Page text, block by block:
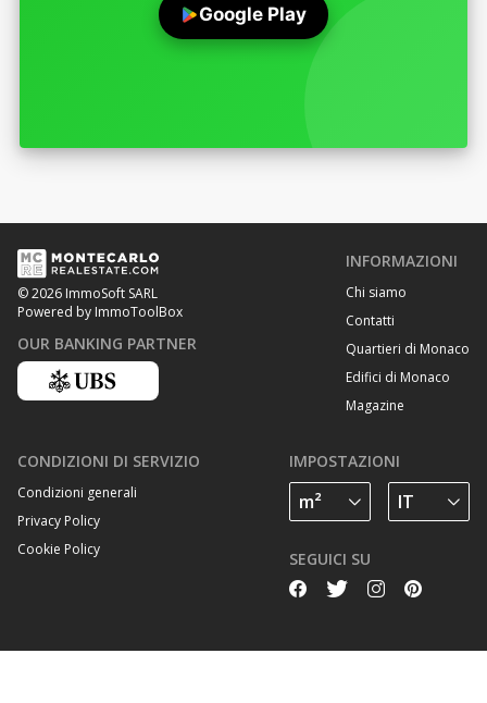
Google Play
© 2026 ImmoSoft SARL
Powered by ImmoToolBox
OUR BANKING PARTNER
INFORMAZIONI
Chi siamo
Contatti
Quartieri di Monaco
Edifici di Monaco
Magazine
CONDIZIONI DI SERVIZIO
Condizioni generali
Privacy Policy
Cookie Policy
IMPOSTAZIONI
SEGUICI SU